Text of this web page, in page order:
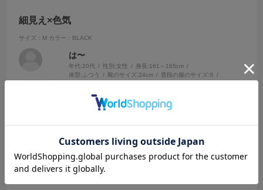
細見え×色気
サイズ：M カラー：BLACK
は〜
年代:20代 性別:女性 身長:161～165cm
体型: ふつう 靴のサイズ:24cm 普段の服のサイズ:S
ウェーブです。腕のところのウエストのところが細めの作りになって
るからめっちゃ細見えします！レースだから避けてるけど嫌なエロさ
じゃなくて上品な色気でヘルシーな感じがします！袖が広がってるの